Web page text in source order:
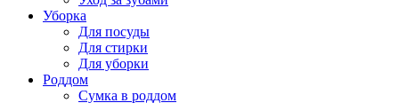
Уборка
Для посуды
Для стирки
Для уборки
Роддом
Сумка в роддом